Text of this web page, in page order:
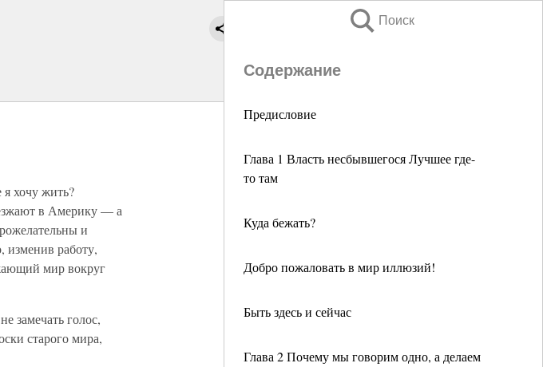
Поиск
Содержание
Предисловие
Глава 1 Власть несбывшегося Лучшее где-
то там
Куда бежать?
Добро пожаловать в мир иллюзий!
Быть здесь и сейчас
Глава 2 Почему мы говорим одно, а делаем
хочу жить?
в Америку — а
и
изменив работу,
мир вокруг
замечать голос,
старого мира,